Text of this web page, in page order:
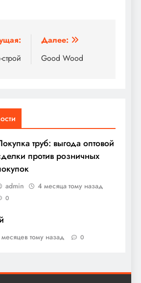
Далее:
Good Wood
труб: выгода оптовой
против розничных
admin 4 месяца тому назад
0
тому назад 0